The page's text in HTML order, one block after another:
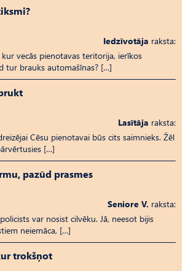
Iedzīvotāja raksta:
kur vecās pienotavas teritorija, ierīkos
tur brauks automašīnas? […]
Lasītāja raksta:
Cēsu pienotavai būs cits saimnieks. Žēl
[…]
pazūd prasmes
Seniore V. raksta:
var nosist cilvēku. Jā, neesot bijis
neiemāca, […]
trokšņot